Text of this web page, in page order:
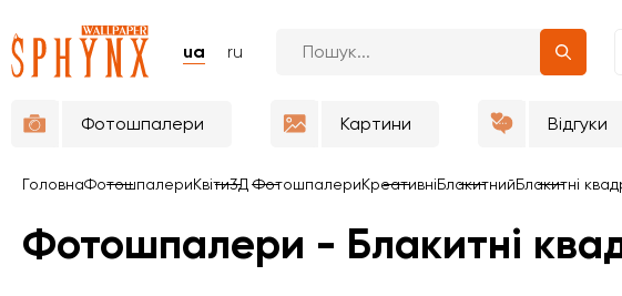
ua ru
Фотошпалери Картини Відгуки
ГоловнаФотошпалериКвіти3Д ФотошпалериКреативніБлакитнийБлакитні
Фотошпалери - Блакитні